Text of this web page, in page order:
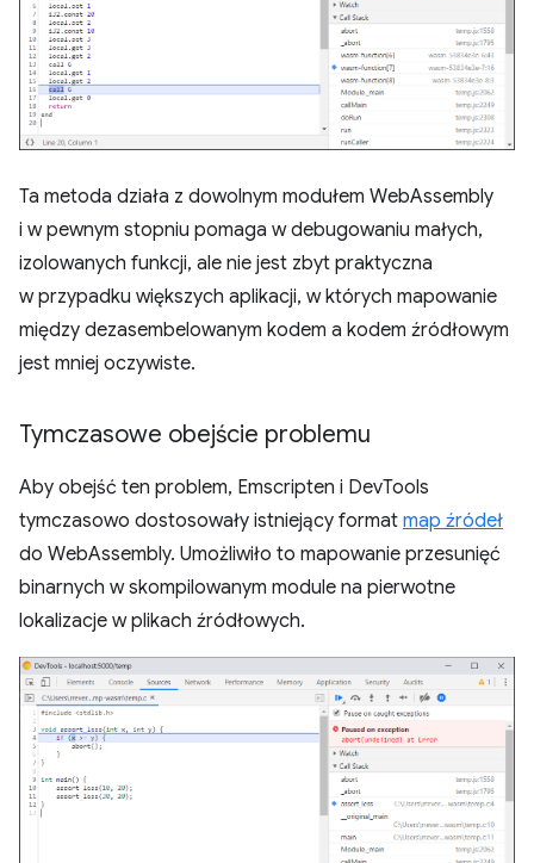
Ta metoda działa z dowolnym modułem WebAssembly
i w pewnym stopniu pomaga w debugowaniu małych,
izolowanych funkcji, ale nie jest zbyt praktyczna
w przypadku większych aplikacji, w których mapowanie
między dezasembelowanym kodem a kodem źródłowym
jest mniej oczywiste.
Tymczasowe obejście problemu
Aby obejść ten problem, Emscripten i DevTools
tymczasowo dostosowały istniejący format map źródeł
do WebAssembly. Umożliwiło to mapowanie przesunięć
binarnych w skompilowanym module na pierwotne
lokalizacje w plikach źródłowych.